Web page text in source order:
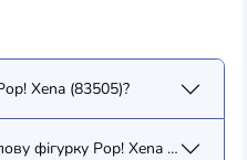
Xena (83505)?
фігурку Pop! Xena (83505)?